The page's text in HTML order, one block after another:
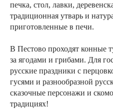
печка, стол, лавки,
традиционная утварь и
приготовленные в печи.
В Пестово проходят конные
за ягодами и грибами. Для
русские праздники с
гусями и разнообразной
сказочные персонажи и
традициях!